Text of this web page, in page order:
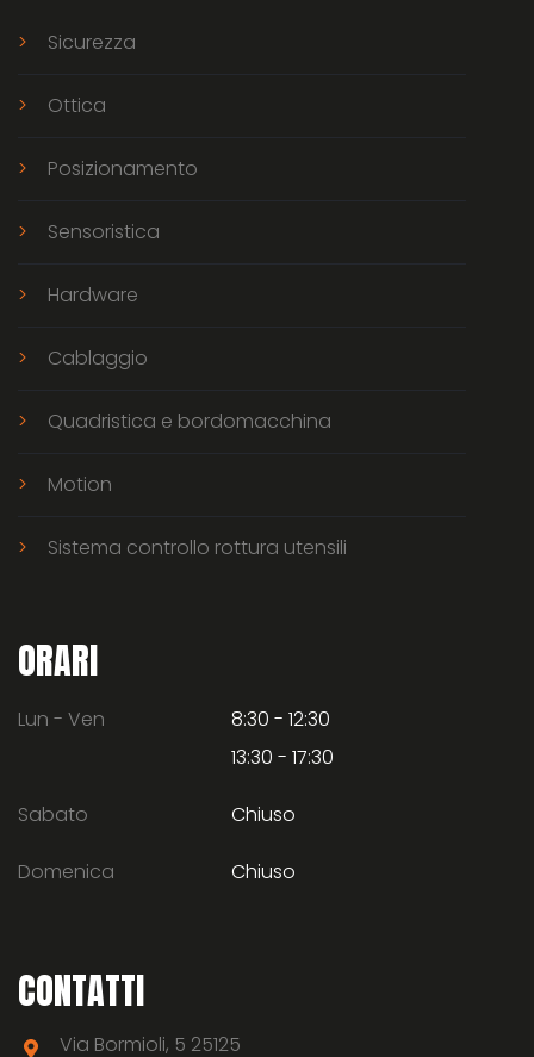
Sicurezza
Ottica
Posizionamento
Sensoristica
Hardware
Cablaggio
Quadristica e bordomacchina
Motion
Sistema controllo rottura utensili
ORARI
Lun - Ven
8:30 - 12:30
13:30 - 17:30
Sabato Chiuso
Domenica Chiuso
CONTATTI
Via Bormioli, 5 25125